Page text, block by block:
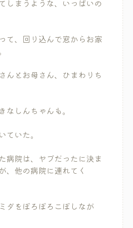
しまうような、いっぱいの
て、回り込んで窓からお家
んとお母さん、ひまわりち
なしんちゃんも。
ていた。
病院は、ヤブだったに決ま
他の病院に連れてく
ダをぼろぼろこぼしなが